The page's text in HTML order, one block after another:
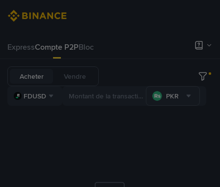
ExpressCompte P2PBloc
Acheter Vendre
FDUSD PKR